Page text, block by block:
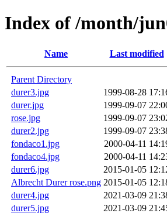
Index of /month/
Name Last modified
Parent Directory
durer3.jpg
1999-08-28
durer.jpg
1999-09-07
rose.jpg
1999-09-07
durer2.jpg
1999-09-07
fondaco1.jpg
2000-04-11
fondaco4.jpg
2000-04-11
durer6.jpg
2015-01-05
Albrecht Durer rose.png 2015-01-05
durer4.jpg
2021-03-09
durer5.jpg
2021-03-09